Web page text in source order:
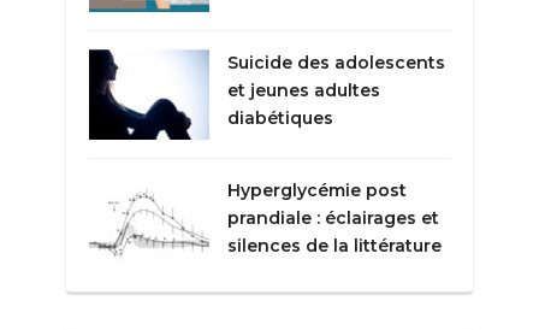
Suicide des adolescents
et jeunes adultes
diabétiques
Hyperglycémie post
prandiale : éclairages et
silences de la littérature